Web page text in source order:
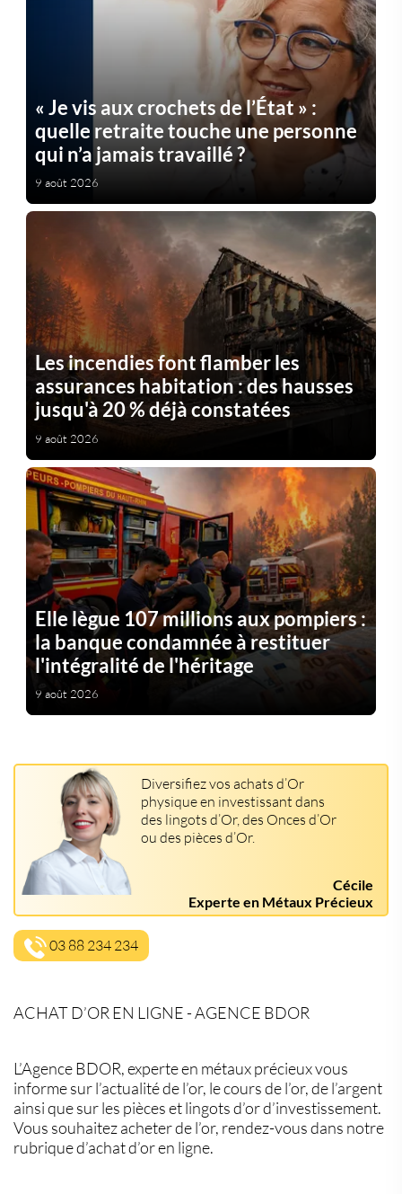
« Je vis aux crochets de l’État » :
quelle retraite touche une personne
qui n’a jamais travaillé ?
9 août 2026
Les incendies font flamber les
assurances habitation : des hausses
jusqu'à 20 % déjà constatées
9 août 2026
Elle lègue 107 millions aux pompiers :
la banque condamnée à restituer
l'intégralité de l'héritage
9 août 2026
Diversifiez vos achats d’Or
physique en investissant dans
des lingots d’Or, des Onces d’Or
ou des pièces d’Or.
Cécile
Experte en Métaux Précieux
03 88 234 234
ACHAT D’OR EN LIGNE - AGENCE BDOR
L’Agence BDOR, experte en métaux précieux vous
informe sur l’actualité de l’or, le cours de l’or, de l’argent
ainsi que sur les pièces et lingots d’or d’investissement.
Vous souhaitez acheter de l’or, rendez-vous dans notre
rubrique d’achat d’or en ligne.